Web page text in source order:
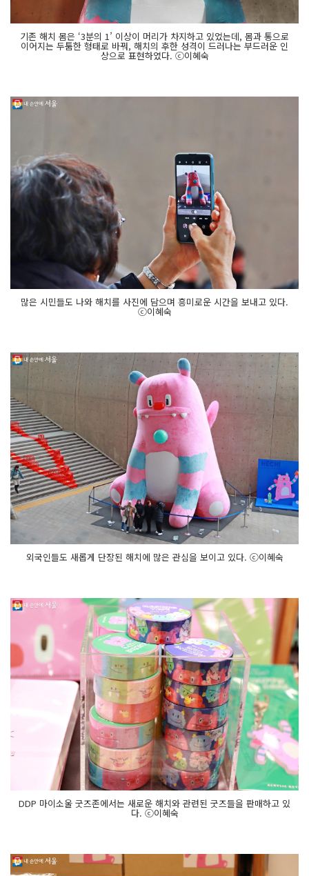
기존 해치 몸은 ‘3분의 1’ 이상이 머리가 차지하고 있었는데, 몸과 통으로
이어지는 두툼한 형태로 바꿔, 해치의 후한 성격이 드러나는 부드러운 인
상으로 표현하였다. ⓒ이혜숙
많은 시민들도 나와 해치를 사진에 담으며 흥미로운 시간을 보내고 있다.
ⓒ이혜숙
외국인들도 새롭게 단장된 해치에 많은 관심을 보이고 있다. ⓒ이혜숙
DDP 마이소울 굿즈존에서는 새로운 해치와 관련된 굿즈들을 판매하고 있
다. ⓒ이혜숙